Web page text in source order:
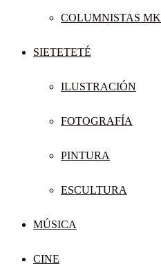
COLUMNISTAS MK
SIETETETÉ
ILUSTRACIÓN
FOTOGRAFÍA
PINTURA
ESCULTURA
MÚSICA
CINE